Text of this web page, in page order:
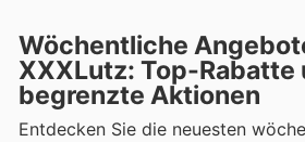
Wöchentliche
XXXLutz: Top-Rabatte
begrenzte Aktionen
Entdecken Sie die neuesten